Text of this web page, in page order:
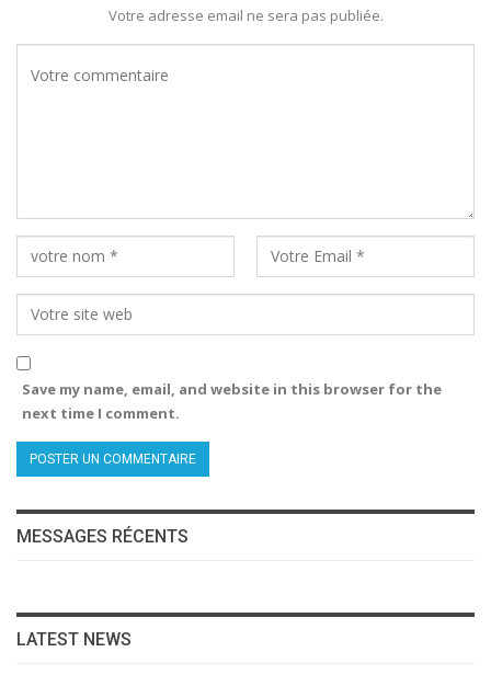
Votre adresse email ne sera pas publiée.
Save my name, email, and website in this browser for the
next time I comment.
MESSAGES RÉCENTS
LATEST NEWS